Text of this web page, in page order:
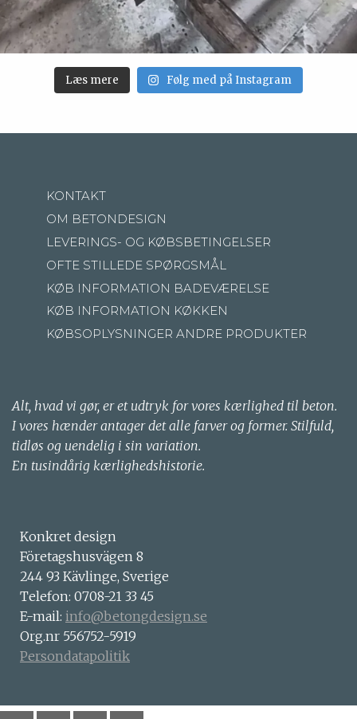
Læs mere Følg med på Instagram
KONTAKT
OM BETONDESIGN
LEVERINGS- OG KØBSBETINGELSER
OFTE STILLEDE SPØRGSMÅL
KØB INFORMATION BADEVÆRELSE
KØB INFORMATION KØKKEN
KØBSOPLYSNINGER ANDRE PRODUKTER
Alt, hvad vi gør, er et udtryk for vores kærlighed til beton.
I vores hænder antager det alle farver og former. Stilfuld,
tidløs og uendelig i sin variation.
En tusindårig kærlighedshistorie.
Konkret design
Företagshusvägen 8
244 93 Kävlinge, Sverige
Telefon: 0708-21 33 45
E-mail: info@betongdesign.se
Org.nr 556752-5919
Persondatapolitik